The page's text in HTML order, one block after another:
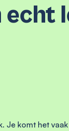
Je komt het